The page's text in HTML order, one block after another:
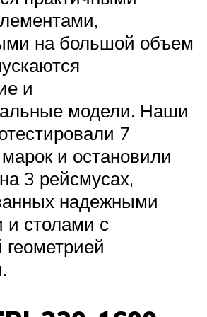
на большой объем
и
модели. Наши
7
и остановили
3 рейсмусах,
надежными
и столами с
геометрией